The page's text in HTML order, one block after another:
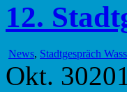
12.
News, Stadtgespräch
Okt. 30